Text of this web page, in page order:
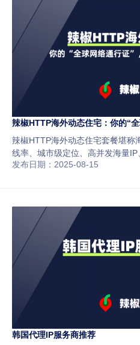
辣椒HTTP海外动态住宅：你的“
拿捏！
辣椒HTTP海外动态住宅套餐堪称
线率、城市级定位、高并发海量IP
客服等优势，解决跨境电商、海外
发布日期：2025-08-15
韩国代理IP服务商推荐